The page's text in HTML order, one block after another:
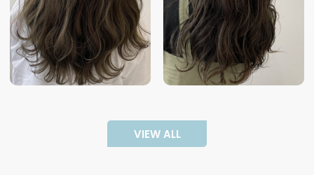
VIEW ALL